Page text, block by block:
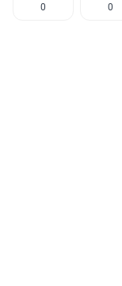
0 0